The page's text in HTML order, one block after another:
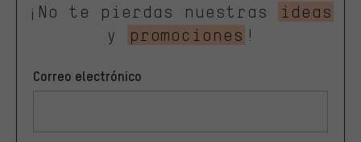
¡No te pierdas nuestras
ideas
y
promociones !
Correo electrónico